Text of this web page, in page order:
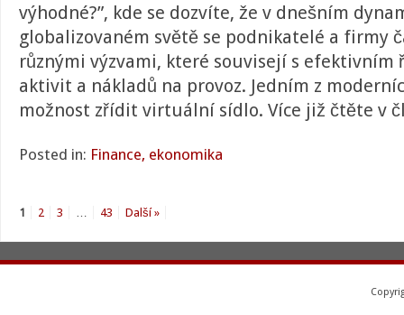
výhodné?”, kde se dozvíte, že v dnešním
globalizovaném světě se podnikatelé a firmy
různými výzvami, které souvisejí s efektivním
aktivit a nákladů na provoz. Jedním z
možnost zřídit virtuální sídlo. Více již čtěte v
Posted in: Finance, ekonomika
1 2 3 … 43 Další »